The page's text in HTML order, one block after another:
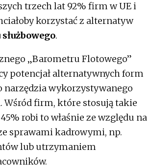
trzech lat 92% firm w UE i
korzystać z alternatyw
.
„Barometru Flotowego”
potencjał alternatywnych form
narzędzia wykorzystywanego
Wśród firm, które stosują takie
robi to właśnie ze względu na
sprawami kadrowymi, np.
lub utrzymaniem